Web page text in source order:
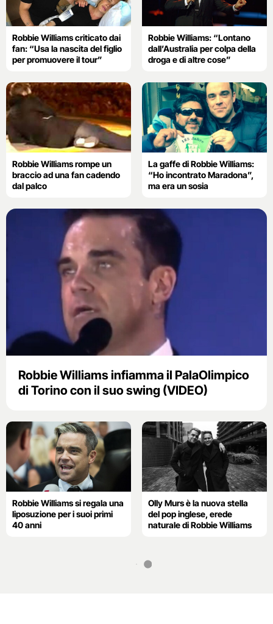
Robbie Williams criticato dai
fan: “Usa la nascita del figlio
per promuovere il tour”
Robbie Williams: “Lontano
dall’Australia per colpa della
droga e di altre cose”
Robbie Williams rompe un
braccio ad una fan cadendo
dal palco
La gaffe di Robbie Williams:
“Ho incontrato Maradona”,
ma era un sosia
Robbie Williams infiamma il PalaOlimpico
di Torino con il suo swing (VIDEO)
Robbie Williams si regala una
liposuzione per i suoi primi
40 anni
Olly Murs è la nuova stella
del pop inglese, erede
naturale di Robbie Williams